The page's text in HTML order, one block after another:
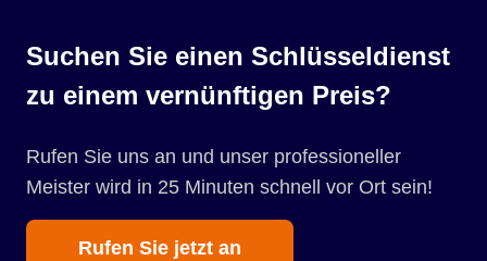
Suchen Sie einen Schlüsseldienst
zu einem vernünftigen Preis?
Rufen Sie uns an und unser professioneller
Meister wird in 25 Minuten schnell vor Ort sein!
Rufen Sie jetzt an